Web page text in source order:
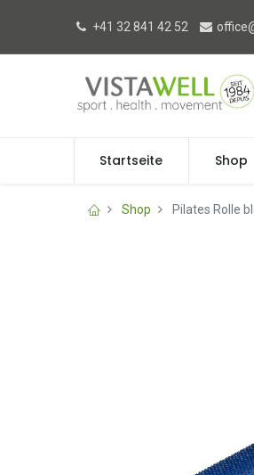
+41 32 841 42 52
Startseite Shop
Shop Pilates Rolle